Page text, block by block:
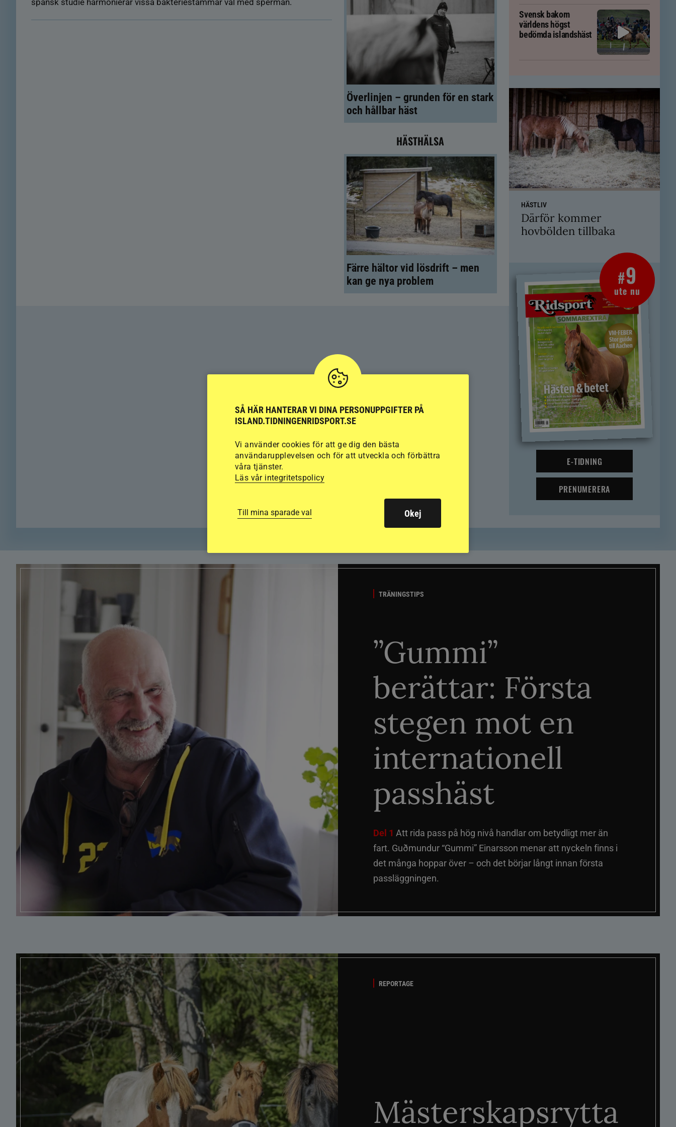
spansk studie harmonierar vissa bakteriestammar väl med sperman.
Överlinjen – grunden för en stark
och hållbar häst
HÄSTHÄLSA
Färre hältor vid lösdrift – men
kan ge nya problem
Svensk bakom
världens högst
bedömda islandshäst
HÄSTLIV
Därför kommer
hovbölden tillbaka
#9
ute nu
E-TIDNING
PRENUMERERA
TRÄNINGSTIPS
”Gummi”
berättar: Första
stegen mot en
internationell
passhäst
Del 1 Att rida pass på hög nivå handlar om betydligt mer än
fart. Guðmundur “Gummi” Einarsson menar att nyckeln finns i
det många hoppar över – och det börjar långt innan första
passläggningen.
REPORTAGE
Mästerskapsrytta
SÅ HÄR HANTERAR VI DINA PERSONUPPGIFTER PÅ
ISLAND.TIDNINGENRIDSPORT.SE
Vi använder cookies för att ge dig den bästa
användarupplevelsen och för att utveckla och förbättra
våra tjänster.
Läs vår integritetspolicy
Till mina sparade val Okej